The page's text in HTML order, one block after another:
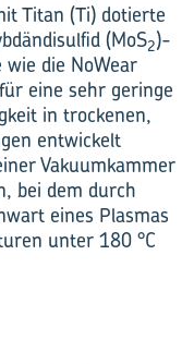
Titan (Ti) dotierte
(MoS2)-
die NoWear
eine sehr geringe
in trockenen,
entwickelt
Vakuumkammer
bei dem durch
eines Plasmas
unter 180 °C